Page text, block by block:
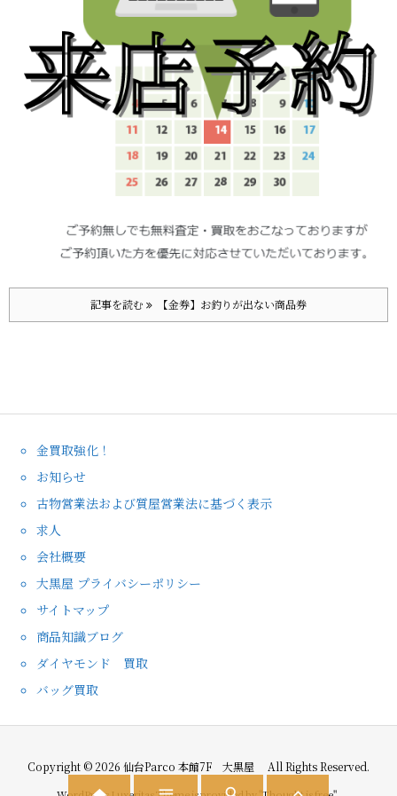
記事を読む 【金券】お釣りが出ない商品券
金買取強化！
お知らせ
古物営業法および質屋営業法に基づく表示
求人
会社概要
大黒屋 プライバシーポリシー
サイトマップ
商品知識ブログ
ダイヤモンド 買取
バッグ買取
Copyright © 2026 仙台Parco 本館7F 大黒屋 All Rights Reserved.